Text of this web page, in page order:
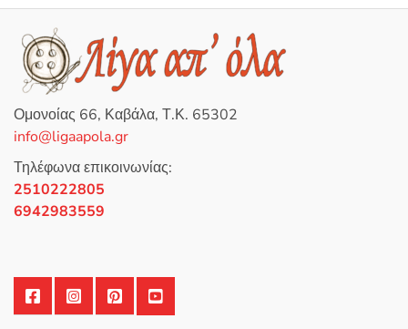
θ
η
κ
ε
μ
α
π
ό
5
Ομονοίας 66, Καβάλα, Τ.Κ. 65302
info@ligaapola.gr
Τηλέφωνα επικοινωνίας:
2510222805
6942983559